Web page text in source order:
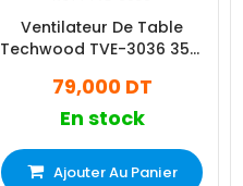
Ventilateur De Table
Techwood TVE-3036 35W
79,000 DT
En stock
Ajouter Au Panier